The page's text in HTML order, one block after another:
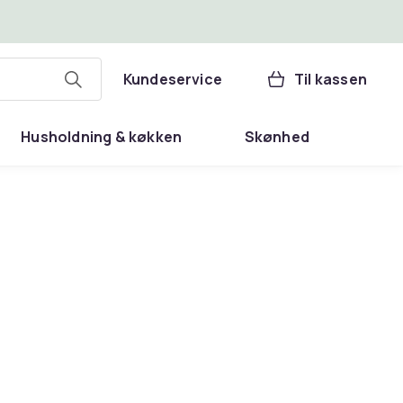
Kundeservice Til kassen
Husholdning & køkken Skønhed